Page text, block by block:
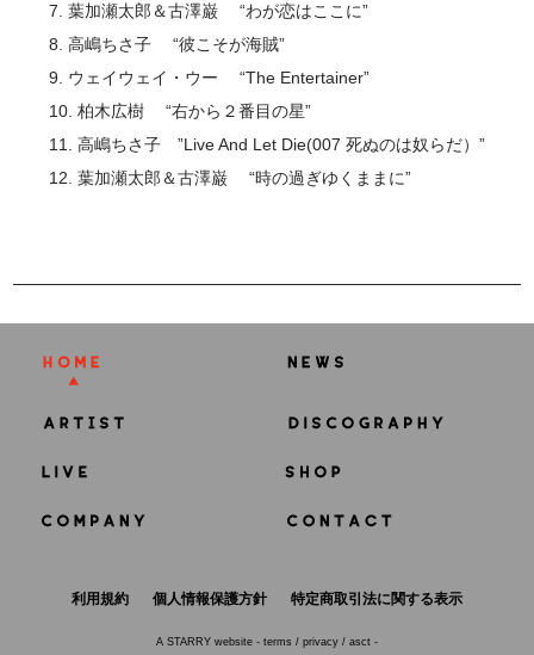
7. 葉加瀬太郎＆古澤巌 “わが恋はここに”
8. 高嶋ちさ子 “彼こそが海賊”
9. ウェイウェイ・ウー “The Entertainer”
10. 柏木広樹 “右から２番目の星”
11. 高嶋ちさ子 ”Live And Let Die(007 死ぬのは奴らだ）”
12. 葉加瀬太郎＆古澤巌 “時の過ぎゆくままに”
利用規約 個人情報保護方針 特定商取引法に関する表示
A STARRY website - terms / privacy / asct -